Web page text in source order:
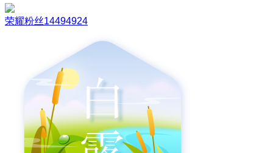
荣耀粉丝14494924